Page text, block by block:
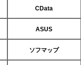
CData
ASUS
ソフマップ